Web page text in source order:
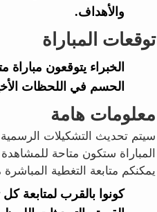
والأهداف.
توقعات المباراة
الخبراء يتوقعون مباراة
الحسم في اللحظات
معلومات هامة
سيتم تحديث التشكيلات الرسمية
المباراة ستكون متاحة
يمكنكم متابعة التغطية
كونوا بالقرب لمتابعة